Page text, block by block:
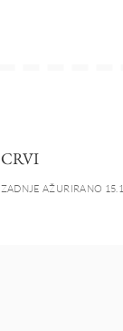
CRVI
ZADNJE AŽURIRANO